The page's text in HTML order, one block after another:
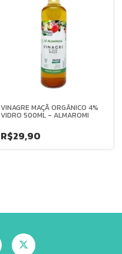
VINAGRE MAÇÃ ORGÂNICO 4%
VIDRO 500ML - ALMAROMI
R$29,90